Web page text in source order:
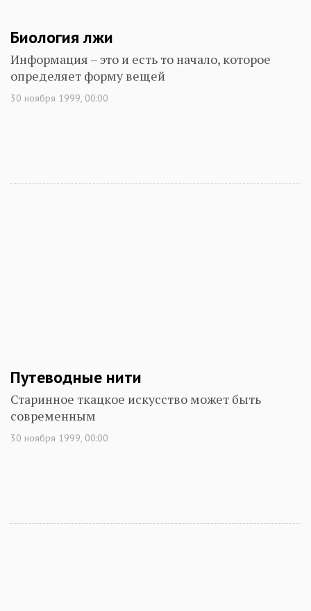
Биология лжи
Информация – это и есть то начало, которое
определяет форму вещей
30 ноября 1999, 00:00
Путеводные нити
Старинное ткацкое искусство может быть
современным
30 ноября 1999, 00:00